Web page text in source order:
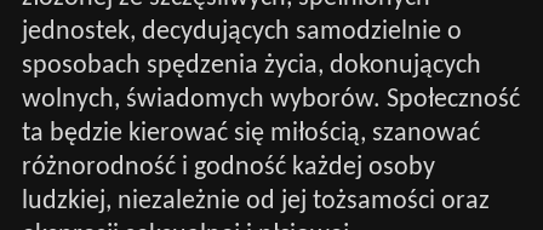
jednostek, decydujących samodzielnie o
sposobach spędzenia życia, dokonujących
wolnych, świadomych wyborów. Społeczność
ta będzie kierować się miłością, szanować
różnorodność i godność każdej osoby
ludzkiej, niezależnie od jej tożsamości oraz